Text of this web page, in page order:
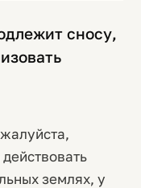
сносу,
землях, у